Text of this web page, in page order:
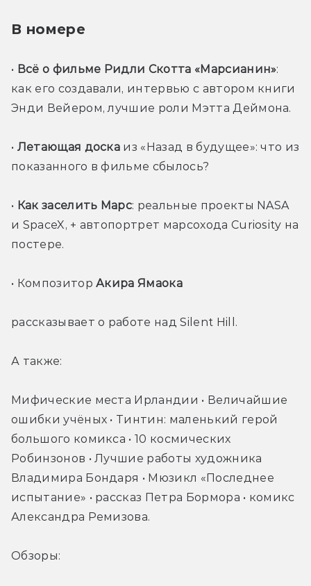
В номере
• Всё о фильме Ридли Скотта «Марсианин»:
как его создавали, интервью с автором книги
Энди Вейером, лучшие роли Мэтта Деймона.
• Летающая доска из «Назад в будущее»: что из
показанного в фильме сбылось?
• Как заселить Марс: реальные проекты NASA
и SpaceX, + автопортрет марсохода Curiosity на
постере.
• Композитор Акира Ямаока
рассказывает о работе над Silent Hill.
А также:
Мифические места Ирландии • Величайшие
ошибки учёных • Тинтин: маленький герой
большого комикса • 10 космических
Робинзонов • Лучшие работы художника
Владимира Бондаря • Мюзикл «Последнее
испытание» • рассказ Петра Бормора • комикс
Александра Ремизова.
Обзоры: